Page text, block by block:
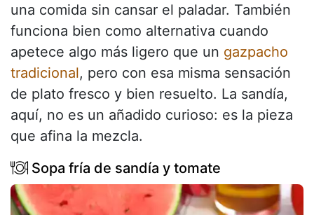
una comida sin cansar el paladar. También
funciona bien como alternativa cuando
apetece algo más ligero que un gazpacho
tradicional, pero con esa misma sensación
de plato fresco y bien resuelto. La sandía,
aquí, no es un añadido curioso: es la pieza
que afina la mezcla.
Sopa fría de sandía y tomate